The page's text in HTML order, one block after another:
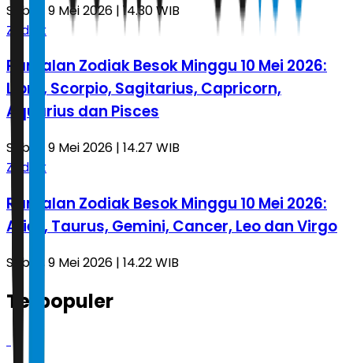
Sabtu, 9 Mei 2026 | 14.30 WIB
Zodiak
Ramalan Zodiak Besok Minggu 10 Mei 2026:
Libra, Scorpio, Sagitarius, Capricorn,
Aquarius dan Pisces
Sabtu, 9 Mei 2026 | 14.27 WIB
Zodiak
Ramalan Zodiak Besok Minggu 10 Mei 2026:
Aries, Taurus, Gemini, Cancer, Leo dan Virgo
Sabtu, 9 Mei 2026 | 14.22 WIB
Terpopuler